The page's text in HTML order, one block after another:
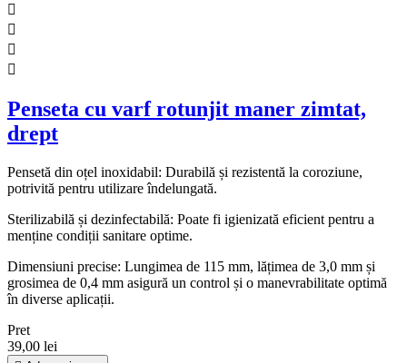




Penseta cu varf rotunjit maner zimtat,
drept
Pensetă din oțel inoxidabil: Durabilă și rezistentă la coroziune,
potrivită pentru utilizare îndelungată.
Sterilizabilă și dezinfectabilă: Poate fi igienizată eficient pentru a
menține condiții sanitare optime.
Dimensiuni precise: Lungimea de 115 mm, lățimea de 3,0 mm și
grosimea de 0,4 mm asigură un control și o manevrabilitate optimă
în diverse aplicații.
Pret
39,00 lei